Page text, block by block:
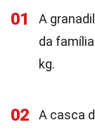
01
A
da
kg.
02
A casca